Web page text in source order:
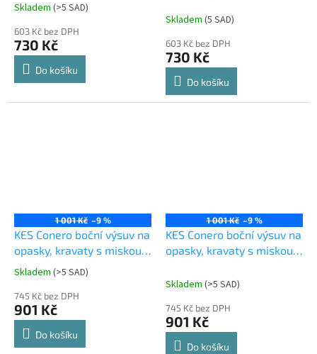
Průměrné
produktu
je
5,0
hvězdiček.
Skladem (>5 SAD)
603 Kč bez DPH
730 Kč
Do košíku
Skladem (5 SAD)
603 Kč bez DPH
730 Kč
Do košíku
1 001 Kč –9 %
KES Conero boční výsuv na
opasky, kravaty s miskou,
475, černý
Průměrné
produktu
je
4,3
Skladem (>5 SAD)
745 Kč bez DPH
901 Kč
Do košíku
1 001 Kč –9 %
KES Conero boční výsuv na
opasky, kravaty s miskou,
Skladem (>5 SAD)
745 Kč bez DPH
901 Kč
Do košíku